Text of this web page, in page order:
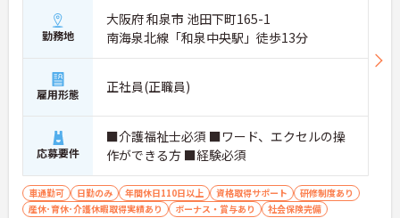
勤務地
大阪府 和泉市 池田下町165-1
南海泉北線「和泉中央駅」徒歩13分
雇用形態 正社員(正職員)
応募要件
■介護福祉士必須 ■ワード、エクセルの操
作ができる方 ■経験必須
車通勤可 日勤のみ 年間休日110日以上 資格取得サポート
研修制度あり
産休･育休･介護休暇取得実績あり
ボーナス・賞与あり 社会保険完備